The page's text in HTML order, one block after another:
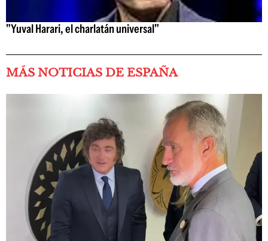
"Yuval Harari, el charlatán universal"
MÁS NOTICIAS DE ESPAÑA